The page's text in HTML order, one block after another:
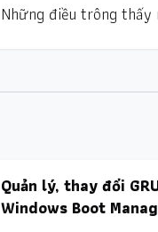
Những điều trông thấy
Quản lý, thay đổi
Windows Boot